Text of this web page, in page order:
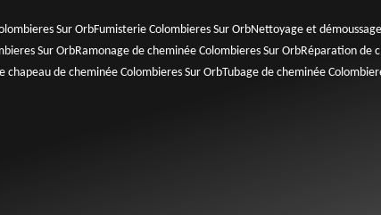
Sur OrbFumisterie Colombieres Sur OrbNettoyage et
Sur OrbRamonage de cheminée Colombieres Sur OrbRéparation de
chapeau de cheminée Colombieres Sur OrbTubage de cheminée